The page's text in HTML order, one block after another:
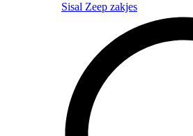
Sisal Zeep zakjes